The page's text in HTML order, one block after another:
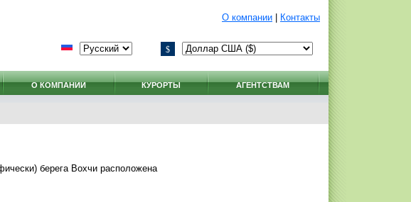
О компании Контакты
$
О КОМПАНИИ КУРОРТЫ АГЕНТСТВАМ
берега Вохчи расположена